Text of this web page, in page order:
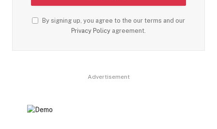
By signing up, you agree to the our terms and our
Privacy Policy agreement.
Advertisement